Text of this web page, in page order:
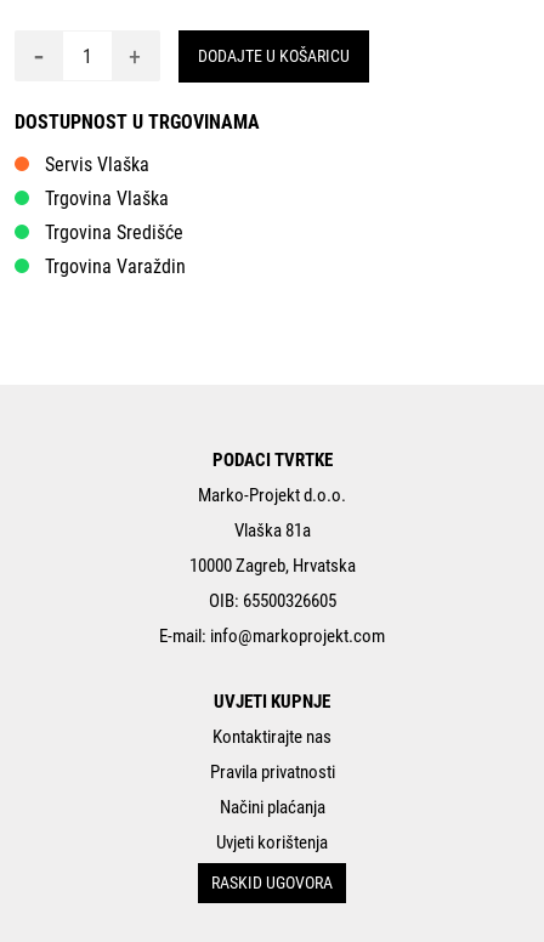
- + DODAJTE U KOŠARICU
DOSTUPNOST U TRGOVINAMA
Servis Vlaška
Trgovina Vlaška
Trgovina Središće
Trgovina Varaždin
PODACI TVRTKE
Marko-Projekt d.o.o.
Vlaška 81a
10000 Zagreb, Hrvatska
OIB: 65500326605
E-mail: info@markoprojekt.com
UVJETI KUPNJE
Kontaktirajte nas
Pravila privatnosti
Načini plaćanja
Uvjeti korištenja
RASKID UGOVORA